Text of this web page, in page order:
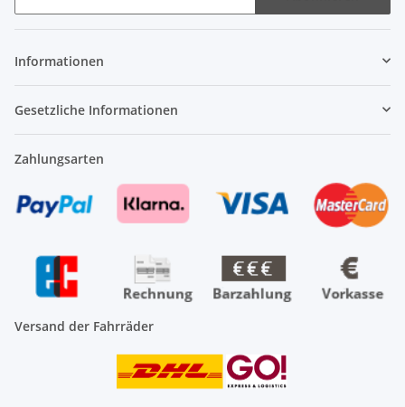
Informationen
Gesetzliche Informationen
Zahlungsarten
Versand der Fahrräder